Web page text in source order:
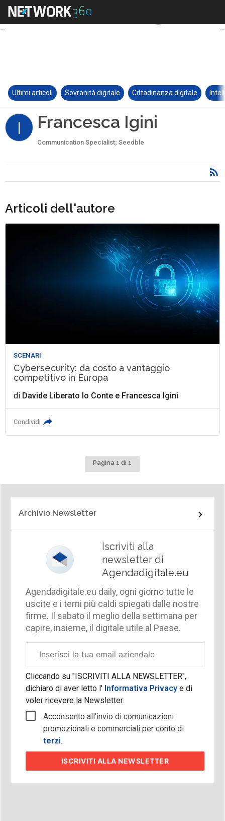
Ultimi articoli Sovranità digitale Cittadinanza digitale
I Francesca Igini
Communication Specialist; Seedble
Articoli dell'autore
SCENARI
Cybersecurity: da costo a vantaggio
competitivo in Europa
di Davide Liberato lo Conte e Francesca Igini
Condividi
Pagina 1 di 1
Archivio Newsletter
Iscriviti alla
newsletter di
Agendadigitale.eu
Agendadigitale.eu daily, ogni giorno tutte le
uscite e i temi più caldi spiegati dalle nostre
firme. Il sabato il meglio della settimana per
capire, insieme, il digitale utile al Paese.
aziendale
Cliccando su "ISCRIVITI ALLA NEWSLETTER",
dichiaro di aver letto l'Informativa Privacy e di
voler ricevere la Newsletter.
Acconsento all'invio di comunicazioni
promozionali e commerciali per conto di
terzi.
ISCRIVITI ALLA NEWSLETTER